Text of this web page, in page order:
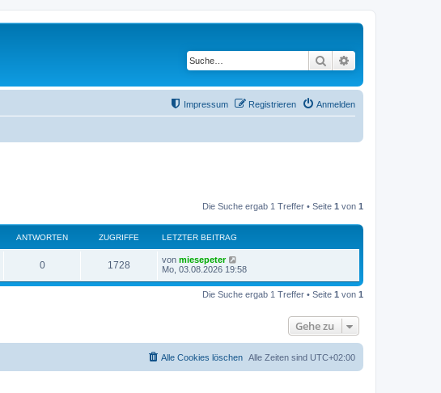
Suche
Anmelden
Registrieren
Impressum
Die Suche ergab 1 Treffer • Seite 1 von 1
ANTWORTEN ZUGRIFFE LETZTER BEITRAG
0 1728 von miesepeter
Mo, 03.08.2026 19:58
Die Suche ergab 1 Treffer • Seite 1 von 1
Gehe zu
Alle Zeiten sind UTC+02:00
Alle Cookies löschen